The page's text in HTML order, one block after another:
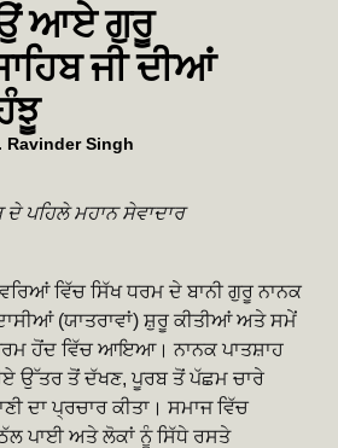
ਆਏ ਗੁਰੂ
ਜੀ ਦੀਆਂ
Ravinder Singh
ਦੇ ਪਹਿਲੇ ਮਹਾਨ ਸੇਵਾਦਾਰ
ਵਿੱਚ ਸਿੱਖ ਧਰਮ ਦੇ ਬਾਨੀ ਗੁਰੂ ਨਾਨਕ
(ਯਾਤਰਾਵਾਂ) ਸ਼ੁਰੂ ਕੀਤੀਆਂ ਅਤੇ ਸਮੇਂ
ਹੋਂਦ ਵਿੱਚ ਆਇਆ। ਨਾਨਕ ਪਾਤਸ਼ਾਹ
ਉੱਤਰ ਤੋਂ ਦੱਖਣ, ਪੂਰਬ ਤੋਂ ਪੱਛਮ ਚਾਰੇ
ਦਾ ਪ੍ਰਚਾਰ ਕੀਤਾ। ਸਮਾਜ ਵਿੱਚ
ਪਾਈ ਅਤੇ ਲੋਕਾਂ ਨੂੰ ਸਿੱਧੇ ਰਸਤੇ